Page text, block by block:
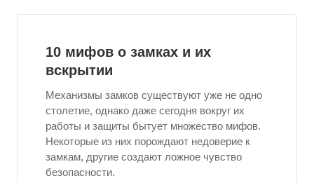
10 мифов о замках и их
вскрытии
Механизмы замков существуют уже не одно
столетие, однако даже сегодня вокруг их
работы и защиты бытует множество мифов.
Некоторые из них порождают недоверие к
замкам, другие создают ложное чувство
безопасности.